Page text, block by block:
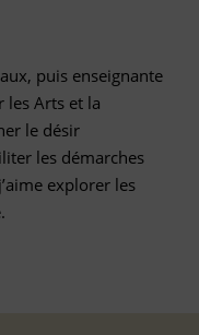
puis enseignante
les Arts et la
le désir
les démarches
explorer les